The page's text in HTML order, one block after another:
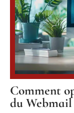
Comment
du